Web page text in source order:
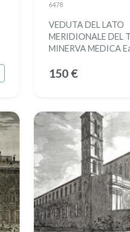
6478
VEDUTA DEL LATO
MERIDIONALE DEL
MINERVA MEDICA
150 €